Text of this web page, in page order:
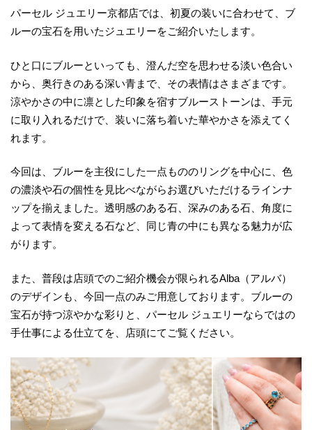
パーセル ジュエリー京都店では、初夏の装いに合わせて、ブ
ルーの宝石を用いたジュエリーをご紹介いたします。
ひと口にブルーといっても、澄んだ空を思わせる淡い色合い
から、奥行きのある深い青まで、その表情はさまざまです。
涼やかさの中に凛とした印象を宿すブルーストーンは、手元
に取り入れるだけで、装いに落ち着いた華やかさを添えてく
れます。
今回は、ブルーを主役にした一点もののリングを中心に、色
の濃淡や石の個性を見比べながらお選びいただけるラインナ
ップを揃えました。透明感のある石、深みのある石、角度に
よって表情を変える石など、同じ青の中にも異なる魅力が広
がります。
また、普段は店頭でのご紹介機会が限られるAlba（アルバ）
のデザインも、今回一点のみご用意しております。ブルーの
宝石が持つ涼やかな彩りと、パーセル ジュエリーならではの
手仕事による仕立てを、店頭にてご覧ください。